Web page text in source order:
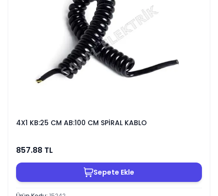
4X1 KB:25 CM AB:100 CM SPİRAL KABLO
857.88 TL
Sepete Ekle